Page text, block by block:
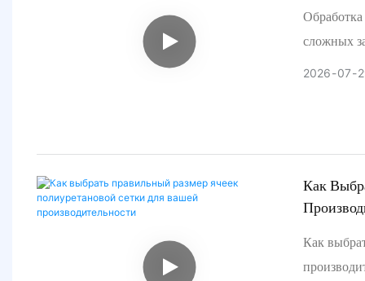
службы.
сложных
быстро
2026 07
Как
Как